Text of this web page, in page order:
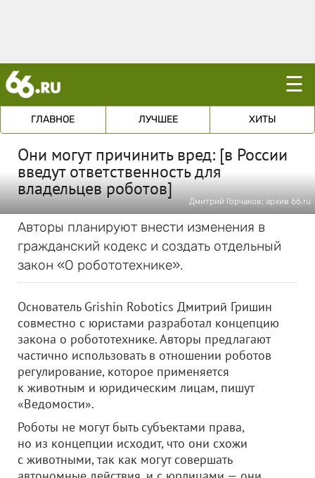
☰
ГЛАВНОЕ ЛУЧШЕЕ ХИТЫ
Они могут причинить вред: [в России
введут ответственность для
владельцев роботов]
Дмитрий Горчаков; архив 66.ru
Авторы планируют внести изменения в
гражданский кодекс и создать отдельный
закон «О робототехнике».
Основатель Grishin Robotics Дмитрий Гришин
совместно с юристами разработал концепцию
закона о робототехнике. Авторы предлагают
частично использовать в отношении роботов
регулирование, которое применяется
к животным и юридическим лицам, пишут
«Ведомости».
Роботы не могут быть субъектами права,
но из концепции исходит, что они схожи
с животными, так как могут совершать